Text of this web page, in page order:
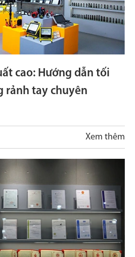
cao: Hướng dẫn tối
rảnh tay chuyên
Xem thêm